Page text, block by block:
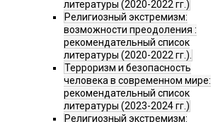
литературы (2020-2022 гг.)
Религиозный экстремизм:
возможности преодоления :
рекомендательный список
литературы (2020-2022 гг.).
Терроризм и безопасность
человека в современном мире:
рекомендательный список
литературы (2023-2024 гг.)
Религиозный экстремизм: